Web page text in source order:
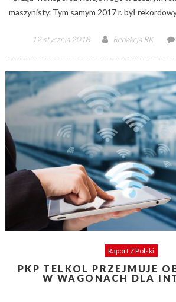
maszynisty. Tym samym 2017 r. był
Posted
12 stycznia 2018 Author
Redakcja RK
Raport Z Polski
PKP TELKOL PRZEJMUJE
W WAGONACH DLA